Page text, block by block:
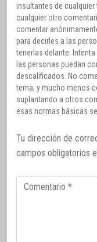
insultantes de
cualquier otro
comentar
para decirles a las
tenerlas delante.
las personas puedan
descalificados. No
tema, y mucho menos
suplantando a otros
esas normas básicas
Tu dirección de
campos obligatorios
Comentario